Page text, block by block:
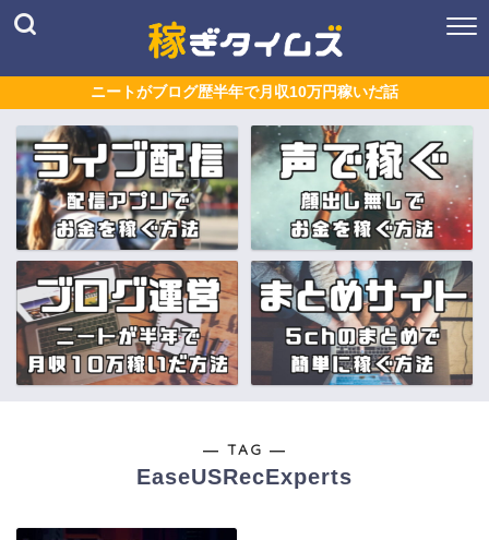
ニートがブログ歴半年で月収10万円稼いだ話
― TAG ―
EaseUSRecExperts